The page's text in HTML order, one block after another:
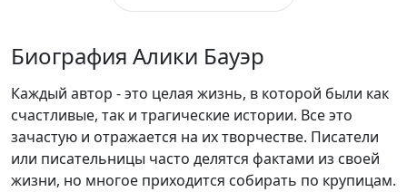
Биография Алики Бауэр
Каждый автор - это целая жизнь, в которой были как
счастливые, так и трагические истории. Все это
зачастую и отражается на их творчестве. Писатели
или писательницы часто делятся фактами из своей
жизни, но многое приходится собирать по крупицам.